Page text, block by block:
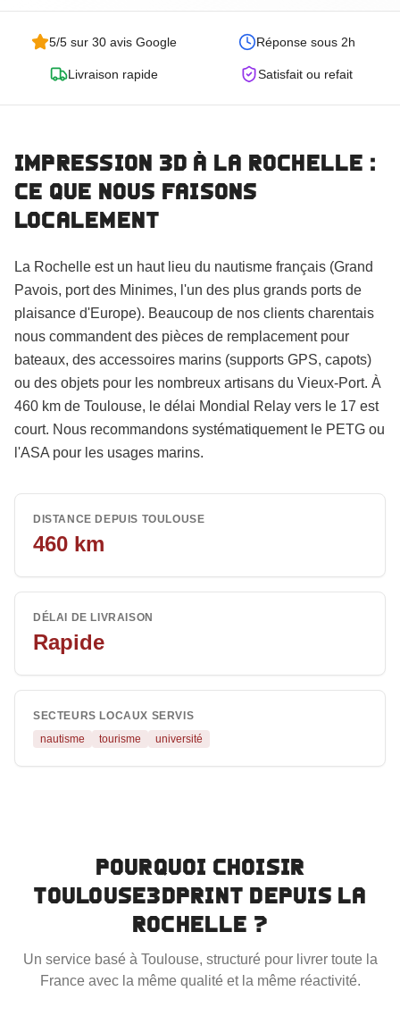
Commander
5/5 sur 30 avis Google Réponse sous 2h
Livraison rapide Satisfait ou refait
Impression 3D à La Rochelle :
ce que nous faisons
localement
La Rochelle est un haut lieu du nautisme français (Grand
Pavois, port des Minimes, l'un des plus grands ports de
plaisance d'Europe). Beaucoup de nos clients charentais
nous commandent des pièces de remplacement pour
bateaux, des accessoires marins (supports GPS, capots)
ou des objets pour les nombreux artisans du Vieux-Port. À
460 km de Toulouse, le délai Mondial Relay vers le 17 est
court. Nous recommandons systématiquement le PETG ou
l'ASA pour les usages marins.
DISTANCE DEPUIS TOULOUSE
460 km
DÉLAI DE LIVRAISON
Rapide
SECTEURS LOCAUX SERVIS
nautisme
tourisme université
Pourquoi choisir
Toulouse3DPrint depuis La
Rochelle ?
Un service basé à Toulouse, structuré pour livrer toute la
France avec la même qualité et la même réactivité.